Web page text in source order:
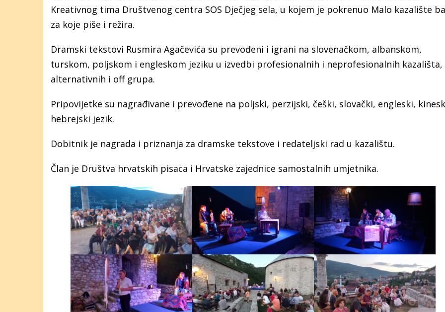
Kreativnog tima Društvenog centra SOS Dječjeg sela, u kojem je pokrenuo Malo kazalište
za koje piše i režira.
Dramski tekstovi Rusmira Agačevića su prevođeni i igrani na slovenačkom, albanskom,
turskom, poljskom i engleskom jeziku u izvedbi profesionalnih i neprofesionalnih kazališta,
alternativnih i off grupa.
Pripovijetke su nagrađivane i prevođene na poljski, perzijski, češki, slovački, engleski,
hebrejski jezik.
Dobitnik je nagrada i priznanja za dramske tekstove i redateljski rad u kazalištu.
Član je Društva hrvatskih pisaca i Hrvatske zajednice samostalnih umjetnika.